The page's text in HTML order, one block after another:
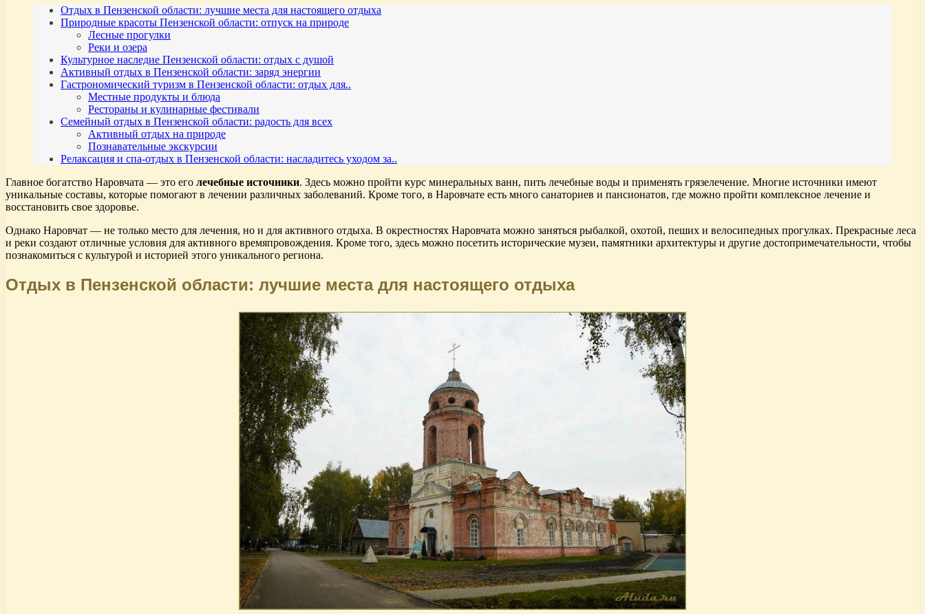
Отдых в Пензенской области: лучшие места для настоящего отдыха
Природные красоты Пензенской области: отпуск на природе
Лесные прогулки
Реки и озера
Культурное наследие Пензенской области: отдых с душой
Активный отдых в Пензенской области: заряд энергии
Гастрономический туризм в Пензенской области: отдых для..
Местные продукты и блюда
Рестораны и кулинарные фестивали
Семейный отдых в Пензенской области: радость для всех
Активный отдых на природе
Познавательные экскурсии
Релаксация и спа-отдых в Пензенской области: насладитесь уходом за..
Главное богатство Наровчата — это его лечебные источники. Здесь можно пройти курс минеральных ванн, пить лечебные воды и применять грязелечение. Многие источники имеют
уникальные составы, которые помогают в лечении различных заболеваний. Кроме того, в Наровчате есть много санаториев и пансионатов, где можно пройти комплексное лечение и
восстановить свое здоровье.
Однако Наровчат — не только место для лечения, но и для активного отдыха. В окрестностях Наровчата можно заняться рыбалкой, охотой, пеших и велосипедных прогулках. Прекрасные леса
и реки создают отличные условия для активного времяпровождения. Кроме того, здесь можно посетить исторические музеи, памятники архитектуры и другие достопримечательности, чтобы
познакомиться с культурой и историей этого уникального региона.
Отдых в Пензенской области: лучшие места для настоящего отдыха